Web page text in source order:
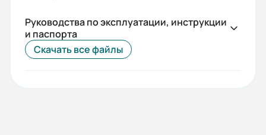
Руководства по эксплуатации, инструкции
и паспорта
Скачать все файлы